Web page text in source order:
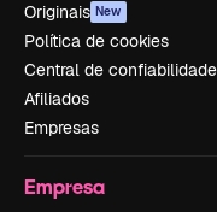
Originais New
Política de cookies
Central de confiabilidade
Afiliados
Empresas
Empresa